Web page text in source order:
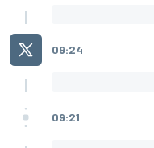
09:24
09:21